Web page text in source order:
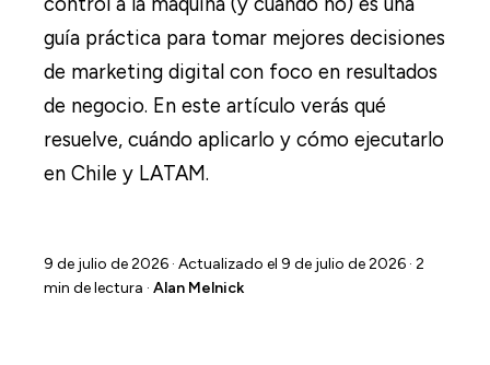
guía práctica para tomar mejores decisiones
de marketing digital con foco en resultados
de negocio. En este artículo verás qué
resuelve, cuándo aplicarlo y cómo ejecutarlo
en Chile y LATAM.
9 de julio de 2026 · Actualizado el 9 de julio de 2026 · 2
min de lectura · Alan Melnick